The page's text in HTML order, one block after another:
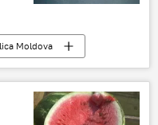
Moldova
arabi